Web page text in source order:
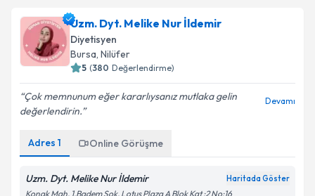
Uzm. Dyt. Melike Nur İldemir
Diyetisyen
Bursa, Nilüfer
5 (380 Değerlendirme)
Çok memnunum eğer kararlıysanız mutlaka gelin
değerlendirin.
Devamı
Adres 1 Online Görüşme
Uzm. Dyt. Melike Nur İldemir Haritada Göster
Konak Mah. 1.Badem Sok. Lotus Plaza A Blok Kat :2 No:16